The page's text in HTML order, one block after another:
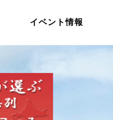
イベント情報